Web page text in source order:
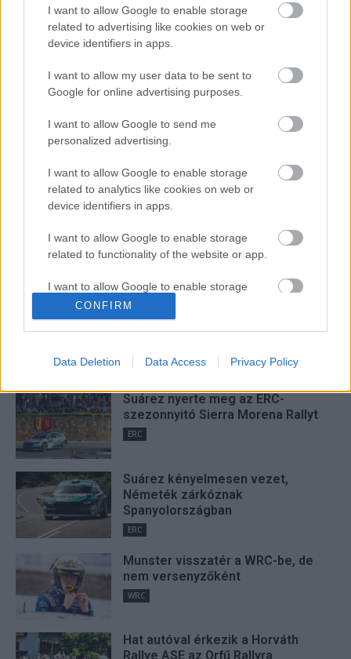
I want to allow Google to enable storage
related to advertising like cookies on web or
device identifiers in apps.
I want to allow my user data to be sent to
Google for online advertising purposes.
I want to allow Google to send me
personalized advertising.
I want to allow Google to enable storage
related to analytics like cookies on web or
device identifiers in apps.
I want to allow Google to enable storage
related to functionality of the website or app.
I want to allow Google to enable storage
related to personalization.
I want to allow Google to enable storage
functionality and fraud prevention, and other
CONFIRM
Data Deletion Data Access Privacy Policy
tartozom, nélkülük nem lett volna lehetséges a győzelem.
Sosem tanultam még annyit, mint ebben a szezonban.”
Az FIA a múlt héten hozta nyilvánosságra, hogy melyik
hat futam szerepel a Junior ERC programjában, a tavalyi
Junior ERC Tom Heindrichs
Facebook X
Lakner Gábor
FRISS
Suárez nyerte meg az ERC-
szezonnyitó Sierra Morena Rallyt
ERC
Suárez kényelmesen vezet,
Németék zárkóznak
Spanyolországban
ERC
Munster visszatér a WRC-be, de
nem versenyzőként
WRC
Hat autóval érkezik a Horváth
Rallye ASE az Orfű Rallyra